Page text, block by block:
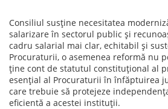
Consiliul susține necesitatea
salarizare în sectorul public și
cadru salarial mai clar, echitabil și
Procuraturii, o asemenea reformă nu
ține cont de statutul constituțional al
esențial al Procuraturii în înfăptuirea
care trebuie să protejeze
eficientă a acestei instituții.